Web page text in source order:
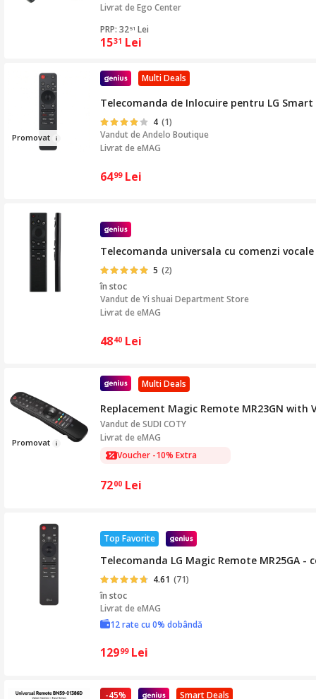
Livrat deEgo Center
PRP: 3251 Lei
1531 Lei
Promovat
Multi Deals
Telecomanda de Inlocuire pentru LG
4 (1)
Vandut deAndelo Boutique
Livrat de eMAG
6499 Lei
Telecomanda universala cu comenzi vocale
5 (2)
în stoc
Vandut deYi shuai Department Store
Livrat de eMAG
4840 Lei
Promovat
Multi Deals
Replacement Magic Remote MR23GN with
Vandut deSUDI COTY
Livrat de eMAG
Voucher -10% Extra
7200 Lei
Top Favorite
Telecomanda LG Magic Remote MR25GA -
4.61 (71)
în stoc
Livrat deeMAG
12 rate cu 0% dobândă
12999 Lei
Smart Deals
-45%